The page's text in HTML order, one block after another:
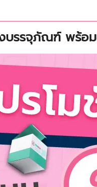
บรรจุภัณฑ์ พร้